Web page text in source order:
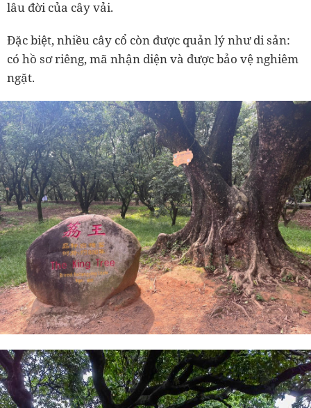
lâu đời của cây vải.
Đặc biệt, nhiều cây cổ còn được quản lý như di sản:
có hồ sơ riêng, mã nhận diện và được bảo vệ nghiêm
ngặt.